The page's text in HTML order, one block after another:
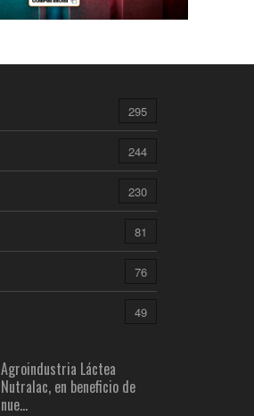
295
244
230
81
76
49
Agroindustria Láctea
Nutralac, en beneficio de
nue...